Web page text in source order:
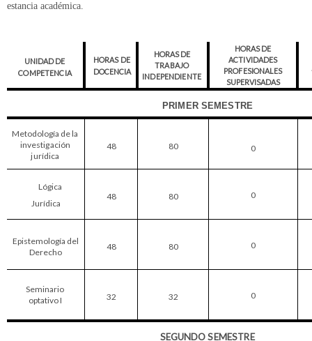
estancia académica.
UNIDADDE
COMPETENCIA
HORAS DE
DOCENCIA
HORASDE
TRABAJO
INDEPENDIENTE
HORASDE
ACTIVIDADES
PROFESIONALES
SUPERVISADAS
PR M ER SEM ESTRE
Metodología dela
investigación
jurídica
48 80 0
Lógica
Jurídica
48 80 0
Epistemología del
Derecho
48 80 0
Seminario
optativo I 32 32 0
SEGUNDOSEMESTRE